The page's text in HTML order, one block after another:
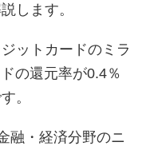
します。
ットカードのミラ
の還元率が0.4％
。
融・経済分野のニ